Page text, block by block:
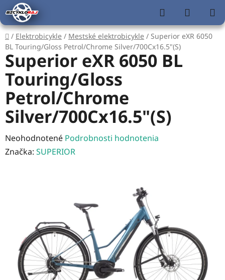
Prejsť
na
obsah
Hľadať
KOŠÍK
Domov
/ Elektrobicykle / Mestské elektrobicykle / Superior eXR 6050
BL Touring/Gloss Petrol/Chrome Silver/700Cx16.5"(S)
Superior eXR 6050 BL
Touring/Gloss
Petrol/Chrome
Silver/700Cx16.5"(S)
Priemerné
hodnotenie
hviezdičiek.
Neohodnotené Podrobnosti hodnotenia
Značka: SUPERIOR